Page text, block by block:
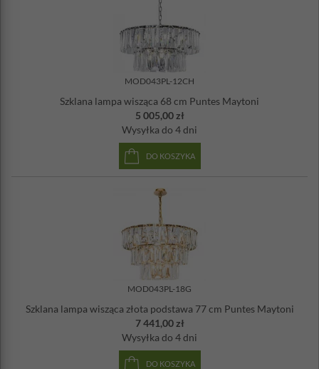
MOD043PL-12CH
Szklana lampa wisząca 68 cm Puntes Maytoni
5 005,00 zł
Wysyłka do 4 dni
DO KOSZYKA
MOD043PL-18G
Szklana lampa wisząca złota podstawa 77 cm Puntes Maytoni
7 441,00 zł
Wysyłka do 4 dni
DO KOSZYKA